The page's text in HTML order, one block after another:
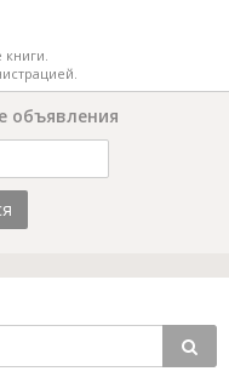
объявления